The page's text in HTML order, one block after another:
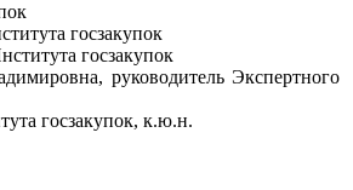
госзакупок
госзакупок
руководитель Экспертного
госзакупок, к.ю.н.